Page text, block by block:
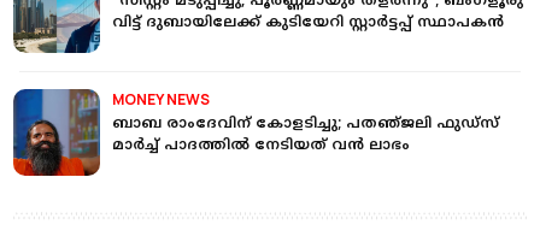
വിട്ട് ദുബായിലേക്ക് കുടിയേറി സ്റ്റാർട്ടപ്പ് സ്ഥാപകന്‍
MONEY NEWS
ബാബ രാംദേവിന് കോളടിച്ചു; പതഞ്‌ജലി ഫുഡ്സ്
മാർച്ച് പാദത്തിൽ നേടിയത് വൻ ലാഭം